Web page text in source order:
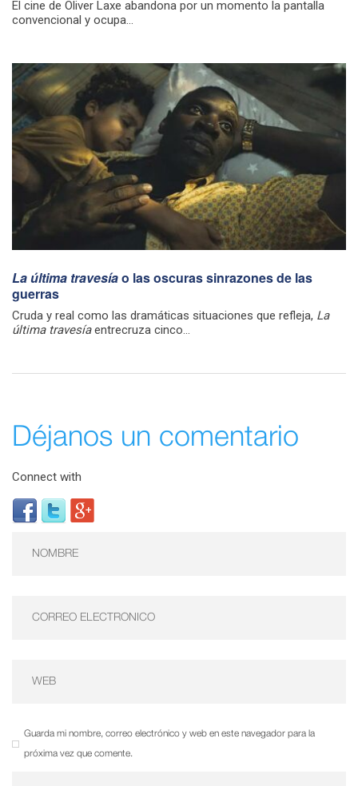
El cine de Oliver Laxe abandona por un momento la pantalla
convencional y ocupa...
La última travesíao las oscuras sinrazones de las
guerras
Cruda y real como las dramáticas situaciones que refleja, La
última travesíaentrecruza cinco...
Déjanos un comentario
Connect with
Guarda mi nombre, correo electrónico y web en este navegador para la
próxima vez que comente.